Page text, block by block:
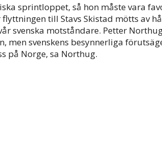
sprintloppet, så hon måste vara
till Stavs Skistad mötts av
svenska motståndare. Petter
men svenskens besynnerliga
på Norge, sa Northug.